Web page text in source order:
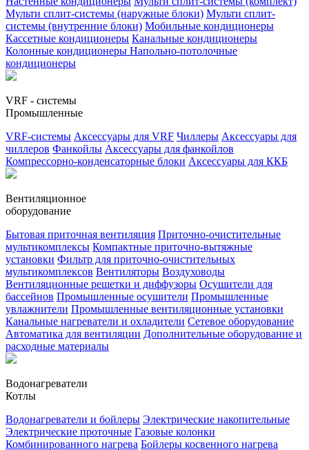
Мульти сплит-системы (наружные блоки) Мульти сплит-
системы (внутренние блоки) Мобильные кондиционеры
Кассетные кондиционеры Канальные кондиционеры
Колонные кондиционеры Напольно-потолочные
кондиционеры
VRF - системы
Промышленные
VRF-системы Аксессуары для VRF Чиллеры Аксессуары для
чиллеров Фанкойлы Аксессуары для фанкойлов
Компрессорно-конденсаторные блоки Аксессуары для ККБ
Вентиляционное
оборудование
Бытовая приточная вентиляция Приточно-очистительные
мультикомплексы Компактные приточно-вытяжные
установки Фильтр для приточно-очистительных
мультикомплексов Вентиляторы Воздуховоды
Вентиляционные решетки и диффузоры Осушители для
бассейнов Промышленные осушители Промышленные
увлажнители Промышленные вентиляционные установки
Канальные нагреватели и охладители Сетевое оборудование
Автоматика для вентиляции Дополнительные оборудование и
расходные материалы
Водонагреватели
Котлы
Водонагреватели и бойлеры Электрические накопительные
Электрические проточные Газовые колонки
Комбинированного нагрева Бойлеры косвенного нагрева